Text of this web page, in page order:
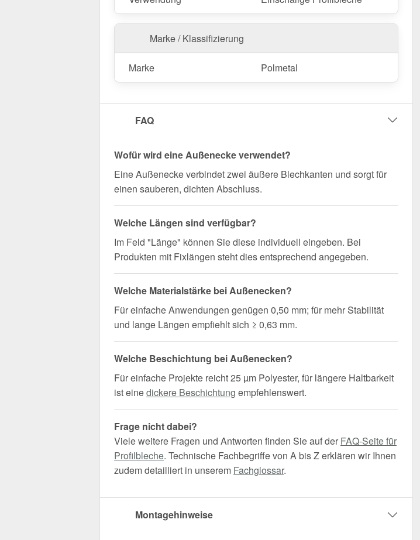
Wegen Sonderanfertigung vom Widerruf ausgeschlossen
Marke / Klassifizierung
Marke Polmetal
FAQ
Wofür wird eine Außenecke verwendet?
Eine Außenecke verbindet zwei äußere Blechkanten und sorgt für
einen sauberen, dichten Abschluss.
Welche Längen sind verfügbar?
Im Feld "Länge" können Sie diese individuell eingeben. Bei
Produkten mit Fixlängen steht dies entsprechend angegeben.
Welche Materialstärke bei Außenecken?
Für einfache Anwendungen genügen 0,50 mm; für mehr Stabilität
und lange Längen empfiehlt sich ≥ 0,63 mm.
Welche Beschichtung bei Außenecken?
Für einfache Projekte reicht 25 µm Polyester, für längere Haltbarkeit
ist einedickere Beschichtung empfehlenswert.
Frage nicht dabei?
Viele weitere Fragen und Antworten finden Sie auf der FAQ-Seite für
Profilbleche. Technische Fachbegriffe von A bis Z erklären wir Ihnen
zudem detailliert in unserem Fachglossar.
Montagehinweise